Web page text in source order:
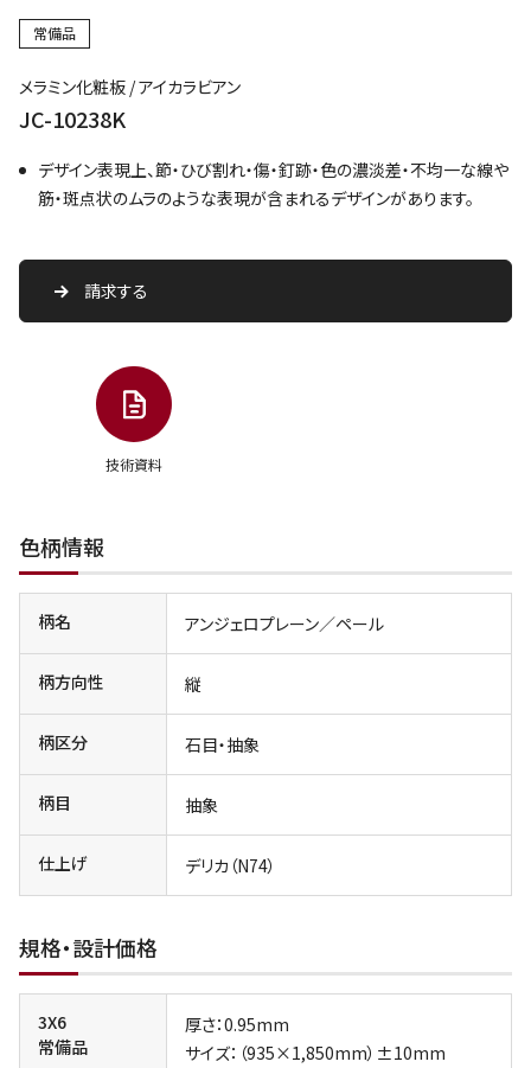
常備品
メラミン化粧板 / アイカラビアン
JC-10238K
デザイン表現上、節・ひび割れ・傷・釘跡・色の濃淡差・不均一な線や
筋・斑点状のムラのような表現が含まれるデザインがあります。
請求する
技術資料
色柄情報
柄名 アンジェロプレーン／ペール
柄方向性 縦
柄区分 石目・抽象
柄目 抽象
仕上げ デリカ（N74）
規格・設計価格
3X6
常備品
厚さ：0.95mm
サイズ：（935×1,850mm）±10mm